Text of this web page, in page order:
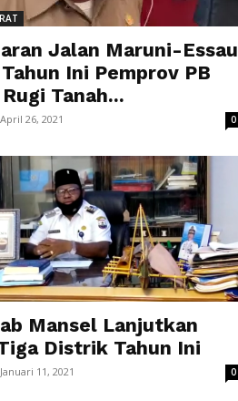
Jalan Maruni-Essau
Ini Pemprov PB
Tanah...
April 26, 2021 0
Mansel Lanjutkan
Distrik Tahun Ini
Januari 11, 2021 0